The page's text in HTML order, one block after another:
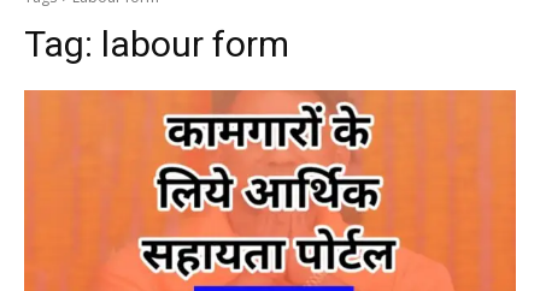
Tag: labour form